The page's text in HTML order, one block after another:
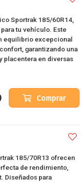
Sportrak 185/60R14,
tu vehículo. Este
equilibrio excepcional
garantizando una
placentera en diversas
Comprar
185/70R13 ofrecen
de rendimiento,
Diseñados para